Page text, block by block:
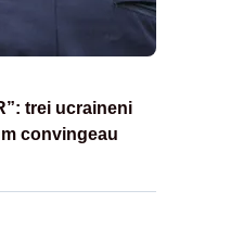
trei ucraineni
convingeau